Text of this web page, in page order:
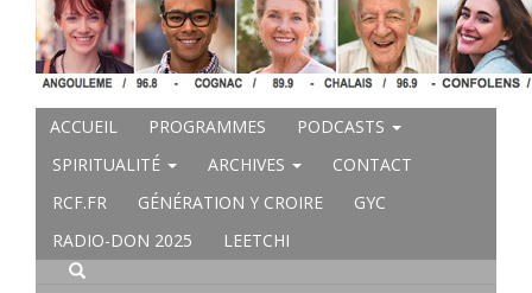
ACCUEIL PROGRAMMES
PODCASTS
SPIRITUALITÉ
ARCHIVES
CONTACT
RCF.FR
GÉNÉRATION Y CROIRE
GYC
RADIO-DON 2025
LEETCHI